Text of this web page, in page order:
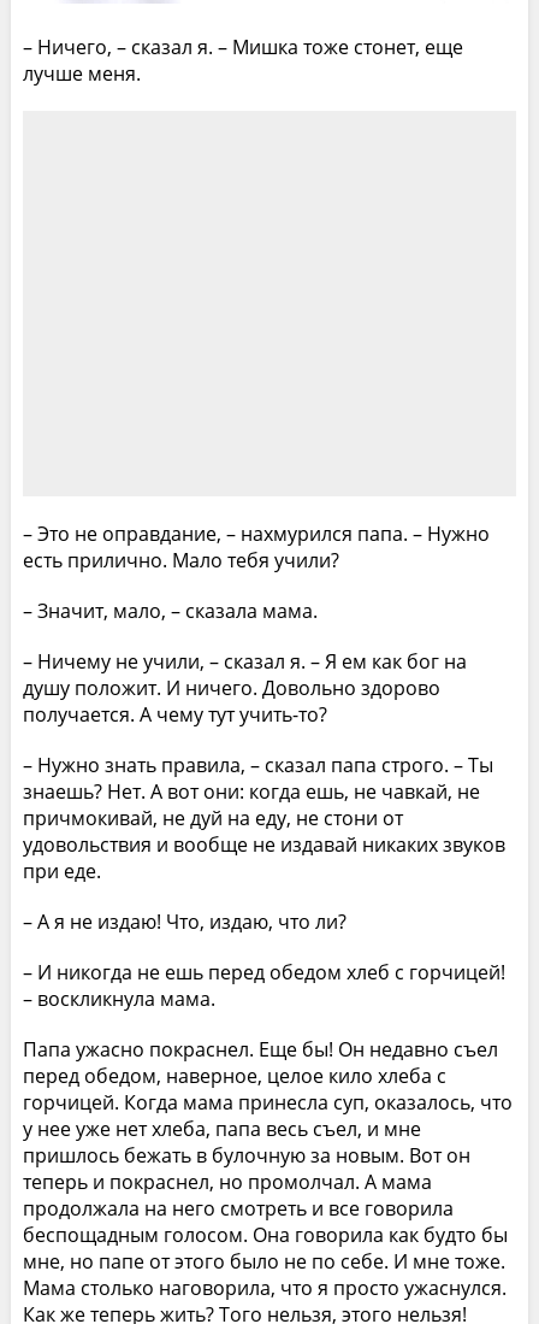
– Ничего, – сказал я. – Мишка тоже стонет, еще
лучше меня.
– Это не оправдание, – нахмурился папа. – Нужно
есть прилично. Мало тебя учили?
– Значит, мало, – сказала мама.
– Ничему не учили, – сказал я. – Я ем как бог на
душу положит. И ничего. Довольно здорово
получается. А чему тут учить-то?
– Нужно знать правила, – сказал папа строго. – Ты
знаешь? Нет. А вот они: когда ешь, не чавкай, не
причмокивай, не дуй на еду, не стони от
удовольствия и вообще не издавай никаких звуков
при еде.
– А я не издаю! Что, издаю, что ли?
– И никогда не ешь перед обедом хлеб с горчицей!
– воскликнула мама.
Папа ужасно покраснел. Еще бы! Он недавно съел
перед обедом, наверное, целое кило хлеба с
горчицей. Когда мама принесла суп, оказалось, что
у нее уже нет хлеба, папа весь съел, и мне
пришлось бежать в булочную за новым. Вот он
теперь и покраснел, но промолчал. А мама
продолжала на него смотреть и все говорила
беспощадным голосом. Она говорила как будто бы
мне, но папе от этого было не по себе. И мне тоже.
Мама столько наговорила, что я просто ужаснулся.
Как же теперь жить? Того нельзя, этого нельзя!